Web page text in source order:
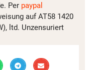
Per paypal
auf AT58 1420
ltd. Unzensuriert